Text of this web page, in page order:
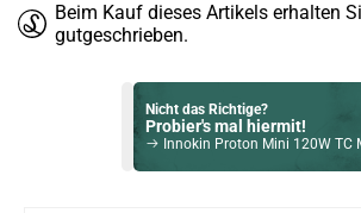
Beim Kauf dieses Artikels erhalten
gutgeschrieben.
Nicht das Richtige?
Probier's mal hiermit!
Innokin Proton Mini 120W TC Mod Akkuträger